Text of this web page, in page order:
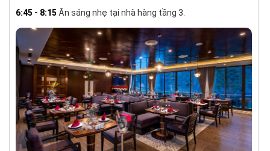
6:45 - 8:15 Ăn sáng nhẹ tại nhà hàng tầng 3.